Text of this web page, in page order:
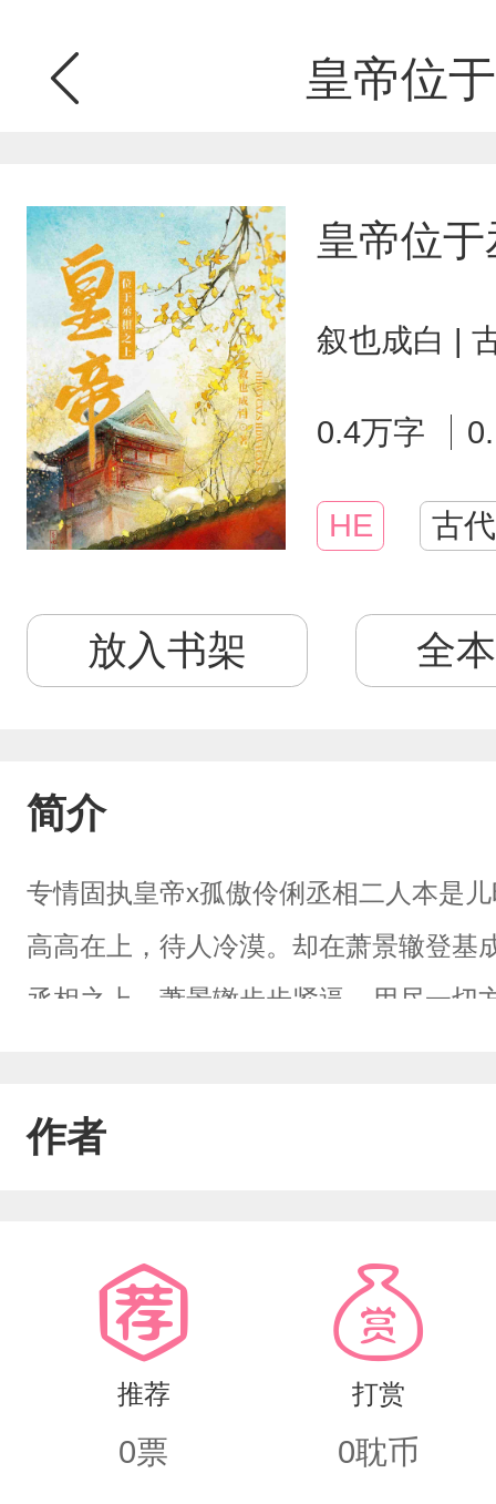
皇帝位
皇帝位
叙也成白 |
0.4万字
HE 古代
放入书架 全
简介
专情固执皇帝x孤傲伶俐丞相二人本是
高高在上，待人冷漠。却在萧景辙登基
丞相之上，萧景辙步步紧逼，用尽一切
了，到底如何，才能如了朕的愿。”“或
作者
推荐
0票
打赏
0耽币